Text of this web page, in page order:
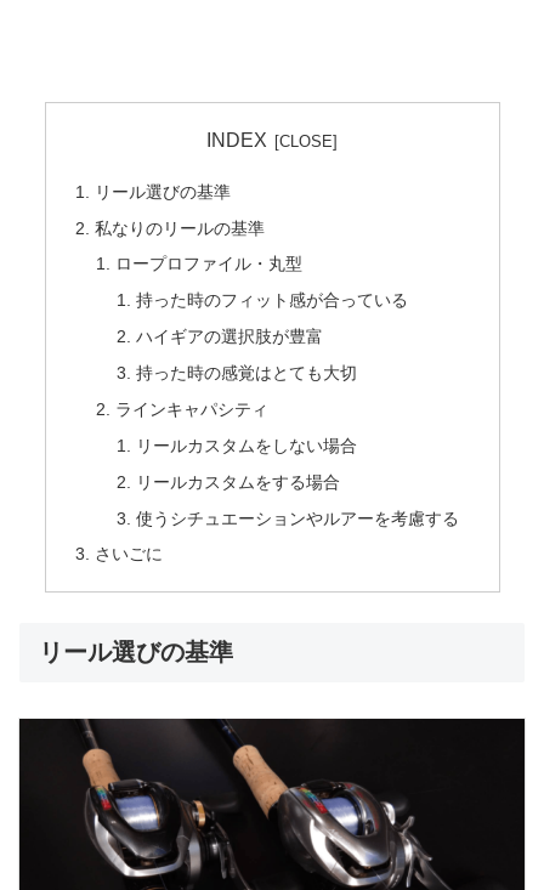
INDEX
リール選びの基準
私なりのリールの基準
ロープロファイル・丸型
持った時のフィット感が合っている
ハイギアの選択肢が豊富
持った時の感覚はとても大切
ラインキャパシティ
リールカスタムをしない場合
リールカスタムをする場合
使うシチュエーションやルアーを考慮する
さいごに
リール選びの基準